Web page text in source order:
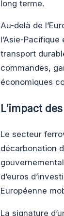
long terme.
Au-delà de
l’Asie-
transport
commandes,
économiques
L’impact
Le secteur
décarbonation
d’euros
Européenne
La signature